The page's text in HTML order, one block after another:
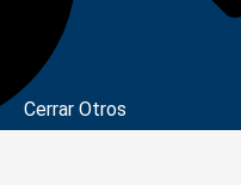
Cerrar Otros